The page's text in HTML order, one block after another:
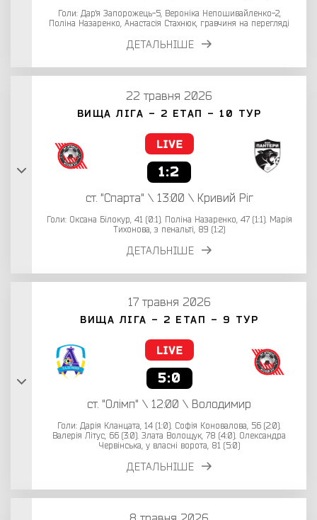
Голи: Дар'я Запорожець-5, Вероніка Непошивайленко-2,
Поліна Назаренко, Анастасія Стахнюк, гравчиня на перегляді
ДЕТАЛЬНІШЕ
22 травня 2026
ВИЩА ЛІГА - 2 ЕТАП - 10 ТУР
1:2
ст. "Спарта" \ 13:00 \ Кривий Ріг
Голи: Оксана Білокур, 41 (0:1). Поліна Назаренко, 47 (1:1). Марія
Тихонова, з пенальті, 89 (1:2)
ДЕТАЛЬНІШЕ
17 травня 2026
ВИЩА ЛІГА - 2 ЕТАП - 9 ТУР
5:0
ст. "Олімп" \ 12:00 \ Володимир
Голи: Дарія Кланцата, 14 (1:0). Софія Коновалова, 56 (2:0).
Валерія Літус, 66 (3:0). Злата Волощук, 78 (4:0). Олександра
Червінська, у власні ворота, 81 (5:0)
ДЕТАЛЬНІШЕ